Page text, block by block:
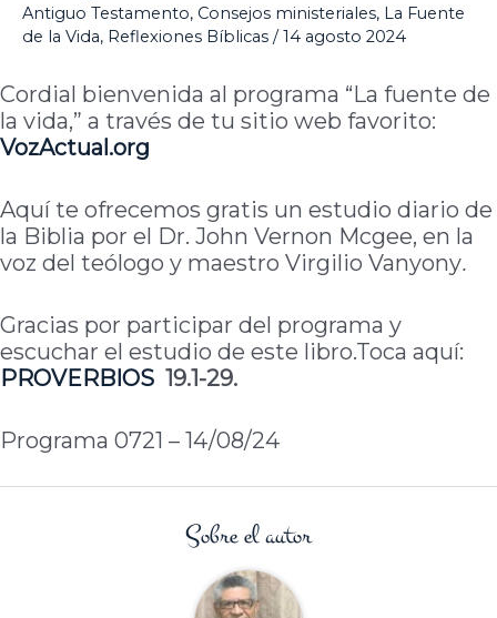
Antiguo Testamento, Consejos ministeriales, La Fuente
de la Vida, Reflexiones Bíblicas /14 agosto 2024
Cordial bienvenida al programa “La fuente de
la vida,” a través de tu sitio web favorito:
VozActual.org
Aquí te ofrecemos gratis un estudio diario de
la Biblia por el Dr. John Vernon Mcgee, en la
voz del teólogo y maestro Virgilio Vanyony.
Gracias por participar del programa y
escuchar el estudio de este libro.Toca aquí:
PROVERBIOS 19.1-29.
Programa 0721 – 14/08/24
Sobre el autor